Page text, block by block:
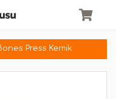
Press Kemik